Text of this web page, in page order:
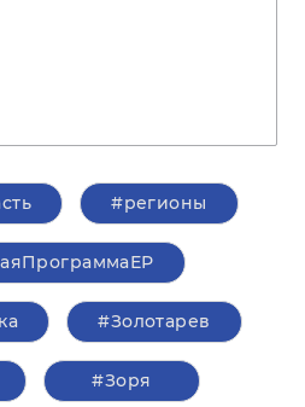
#регионы
#Золотарев
#Зоря